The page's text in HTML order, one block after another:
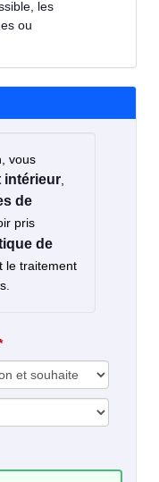
les
ou
vous
intérieur
de
pris
de
le traitement